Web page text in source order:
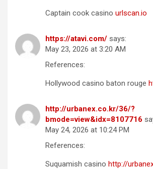
Captain cook casino urlscan.io
https://atavi.com/ says:
May 23, 2026 at 3:20 AM
References:
Hollywood casino baton rouge
http://urbanex.co.kr/36/?
bmode=view&idx=8107716
May 24, 2026 at 10:24 PM
References:
Suquamish casino http://